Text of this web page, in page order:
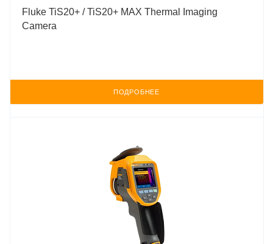
Fluke TiS20+ / TiS20+ MAX Thermal Imaging
Camera
ПОДРОБНЕЕ